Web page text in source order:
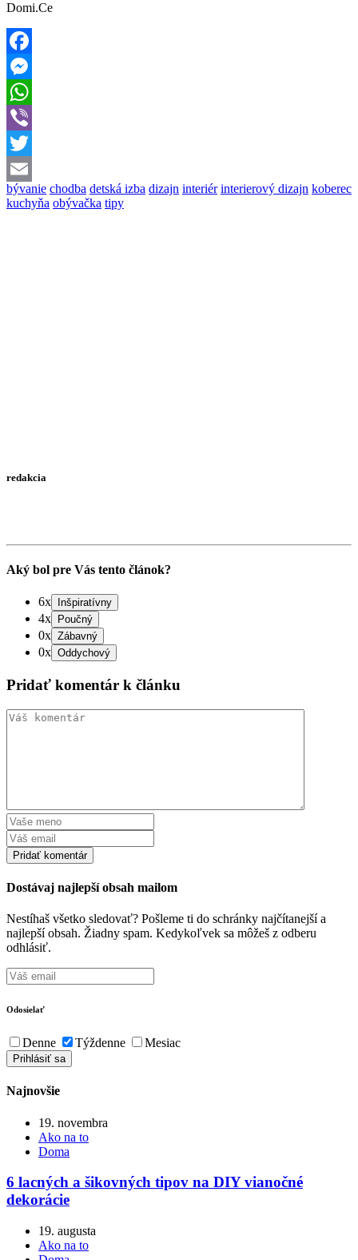
Domi.Ce
Facebook
Messenger
WhatsApp
Viber
Twitter
Email
bývanie chodba detská izba dizajn interiér interierový dizajn koberec
kuchyňa obývačka tipy
redakcia
Aký bol pre Vás tento článok?
6x
4x
0x
0x
Pridať komentár k článku
Dostávaj najlepší obsah mailom
Nestíhaš všetko sledovať? Pošleme ti do schránky najčítanejší a
najlepší obsah. Žiadny spam. Kedykoľvek sa môžeš z odberu
odhlásiť.
Odosielať
Denne Týždenne Mesiac
Najnovšie
19. novembra
Ako na to
Doma
6 lacných a šikovných tipov na DIY vianočné
dekorácie
19. augusta
Ako na to